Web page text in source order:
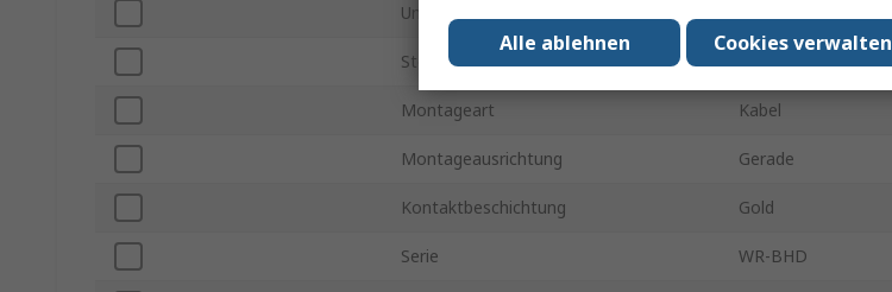
Ummantelt/Nicht ummantelt
Steckverbinder Gender Buchse
Montageart Kabel
Montageausrichtung Gerade
Kontaktbeschichtung Gold
Serie WR-BHD
Cookies verwalten
Alle ablehnen